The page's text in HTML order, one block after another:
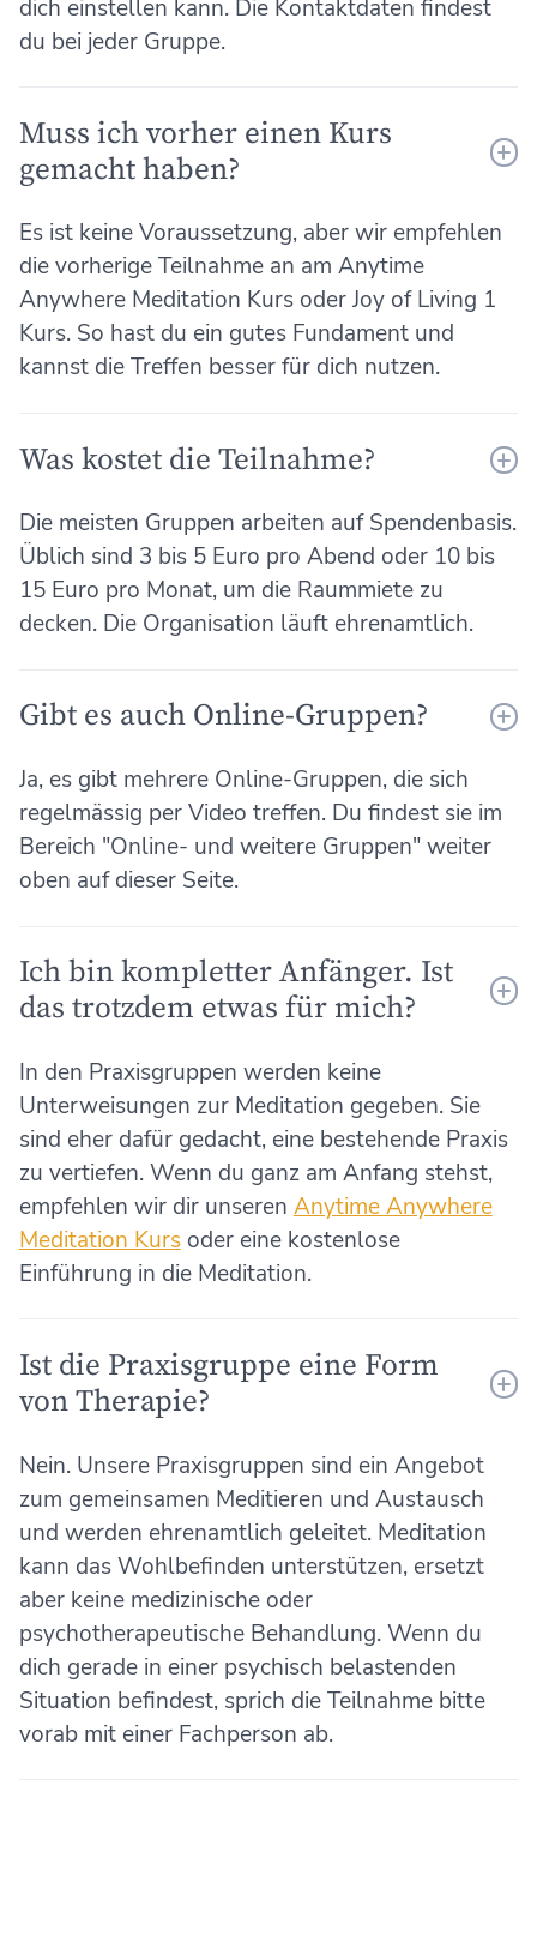
dich einstellen kann. Die Kontaktdaten findest
du bei jeder Gruppe.
Muss ich vorher einen Kurs
gemacht haben?
Es ist keine Voraussetzung, aber wir empfehlen
die vorherige Teilnahme an am Anytime
Anywhere Meditation Kurs oder Joy of Living 1
Kurs. So hast du ein gutes Fundament und
kannst die Treffen besser für dich nutzen.
Was kostet die Teilnahme?
Die meisten Gruppen arbeiten auf Spendenbasis.
Üblich sind 3 bis 5 Euro pro Abend oder 10 bis
15 Euro pro Monat, um die Raummiete zu
decken. Die Organisation läuft ehrenamtlich.
Gibt es auch Online-Gruppen?
Ja, es gibt mehrere Online-Gruppen, die sich
regelmässig per Video treffen. Du findest sie im
Bereich "Online- und weitere Gruppen" weiter
oben auf dieser Seite.
Ich bin kompletter Anfänger. Ist
das trotzdem etwas für mich?
In den Praxisgruppen werden keine
Unterweisungen zur Meditation gegeben. Sie
sind eher dafür gedacht, eine bestehende Praxis
zu vertiefen. Wenn du ganz am Anfang stehst,
empfehlen wir dir unseren Anytime Anywhere
Meditation Kursoder eine kostenlose
Einführung in die Meditation.
Ist die Praxisgruppe eine Form
von Therapie?
Nein. Unsere Praxisgruppen sind ein Angebot
zum gemeinsamen Meditieren und Austausch
und werden ehrenamtlich geleitet. Meditation
kann das Wohlbefinden unterstützen, ersetzt
aber keine medizinische oder
psychotherapeutische Behandlung. Wenn du
dich gerade in einer psychisch belastenden
Situation befindest, sprich die Teilnahme bitte
vorab mit einer Fachperson ab.